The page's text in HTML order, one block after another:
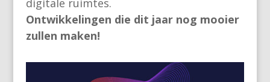
digitale ruimtes.
Ontwikkelingen die dit jaar nog mooier
zullen maken!